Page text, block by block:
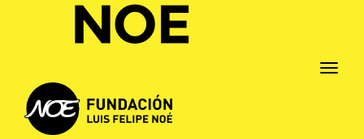
Toggle